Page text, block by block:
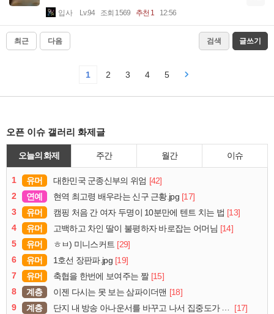
입사 Lv.94 조회 1569 추천 1 12:56
최근 다음 검색 글쓰기
1 2 3 4 5
오픈 이슈 갤러리 화제글
오늘의 화제 주간 월간 이슈
1 유머 대한민국 군종신부의 위엄 [42]
2
연예 현역 최고령 배우라는 신구 근황.jpg [17]
3
유머 캠핑 처음 간 여자 두명이 10분만에 텐트 치는 법 [13]
4
유머 고백하고 차인 딸이 불평하자 바로잡는 어머님 [14]
5
유머 ㅎㅂ) 미니스커트 [29]
6
유머 1호선 장판파.jpg [19]
7
유머 축협을 한번에 보여주는 짤 [15]
8
계층 이젠 다시는 못 보는 삼파이더맨 [18]
9
계층 단지 내 방송 아나운서를 바꾸고 나서 집중도가 확 올라갔다는 한 아파트의 안내방송
[17]